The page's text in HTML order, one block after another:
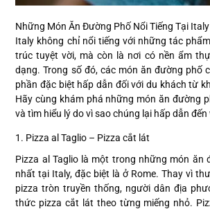
Những Món Ăn Đường Phố Nổi Tiếng Tại Italy
Italy không chỉ nổi tiếng với những tác
trúc tuyệt vời, mà còn là nơi có nền ẩm
dạng. Trong số đó, các món ăn đường phố
phần đặc biệt hấp dẫn đối với du khách từ
Hãy cùng khám phá những món ăn đường
và tìm hiểu lý do vì sao chúng lại hấp dẫn đến
1. Pizza al Taglio – Pizza cắt lát
Pizza al Taglio là một trong những món ăn
nhất tại Italy, đặc biệt là ở Rome. Thay vì
pizza tròn truyền thống, người dân địa
thức pizza cắt lát theo từng miếng nhỏ.